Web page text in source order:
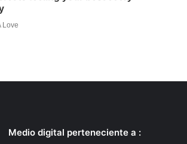
Medio digital perteneciente a :